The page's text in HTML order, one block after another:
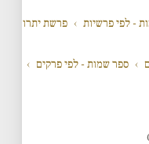
- לפי פרשיות › פרשת יתרו
› ספר שמות - לפי פרקים ›